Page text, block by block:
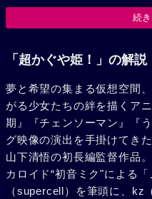
楽を作り、かぐやがライバ
ずつ打ち解けていく。かぐ
続
「超かぐや姫！」の解説
夢と希望の集まる仮想空間
がる少女たちの絆を描くア
期』『チェンソーマン』『
グ映像の演出を手掛けてき
山下清悟の初長編監督作品
カロイド“初音ミク"による
（supercell）を筆頭に、kz